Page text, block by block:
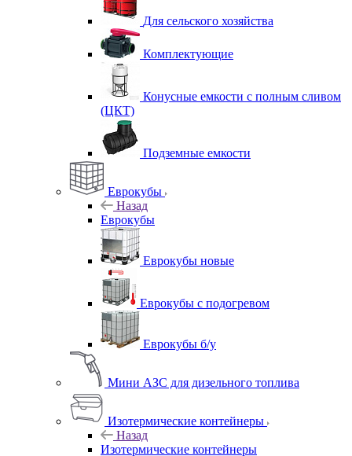
Для сельского хозяйства
Комплектующие
Конусные емкости с полным сливом
(ЦКТ)
Подземные емкости
Еврокубы
Назад
Еврокубы
Еврокубы новые
Еврокубы с подогревом
Еврокубы б/у
Мини АЗС для дизельного топлива
Изотермические контейнеры
Назад
Изотермические контейнеры